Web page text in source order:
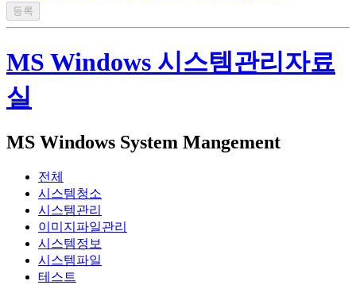
MS Windows 시스템관리자료
실
MS Windows System Mangement
전체
시스템청소
시스템관리
이미지파일관리
시스템정보
시스템파일
테스트